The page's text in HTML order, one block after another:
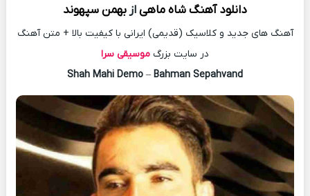
دانلود آهنگشاه ماهیازبهمن سپهوند
آهنگ های جدید و کلاسیک (قدیمی) ایرانی با کیفیت بالا + متن آهنگ
در سایت بزرگ موسیقی سرا
Shah Mahi Demo – Bahman Sepahvand